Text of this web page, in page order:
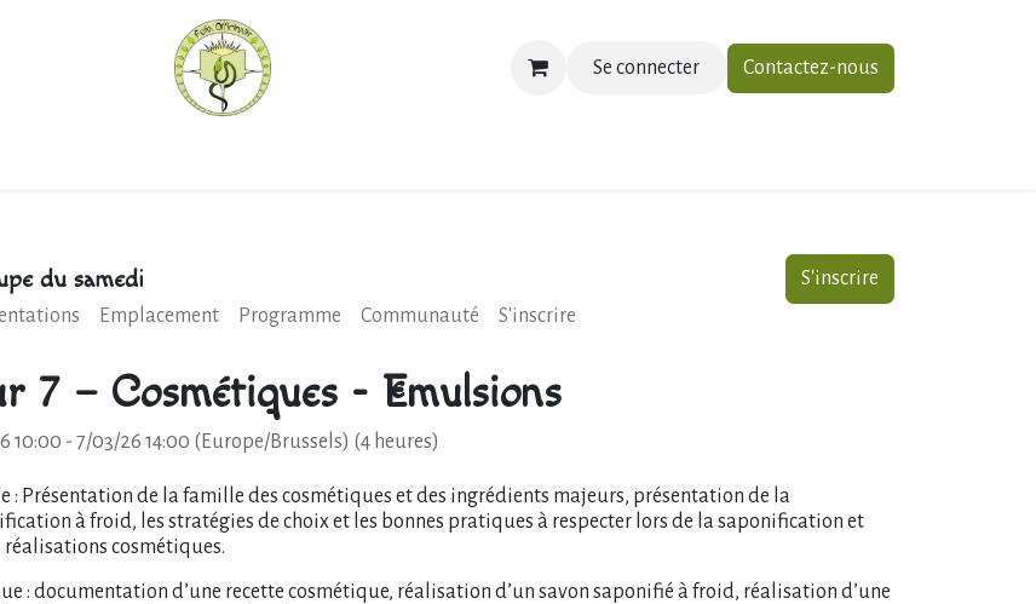
Se connecter Contactez-nous
du samedi
S'inscrire
Emplacement Programme Communauté S'inscrire
7 – Cosmétiques - Emulsions
10:00 - 7/03/26 14:00 ( Europe/Brussels) (4 heures)
: Présentation de la famille des cosmétiques et des ingrédients majeurs, présentation de la
à froid, les stratégies de choix et les bonnes pratiques à respecter lors de la saponification et
réalisations cosmétiques.
: documentation d’une recette cosmétique, réalisation d’un savon saponifié à froid, réalisation d’une